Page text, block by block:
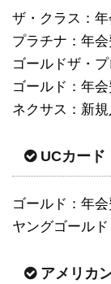
ザ・クラス：
プラチナ：年
ゴールドザ・
ゴールド：年
ネクサス：新
UCカード
ゴールド：年
ヤングゴール
アメリカ